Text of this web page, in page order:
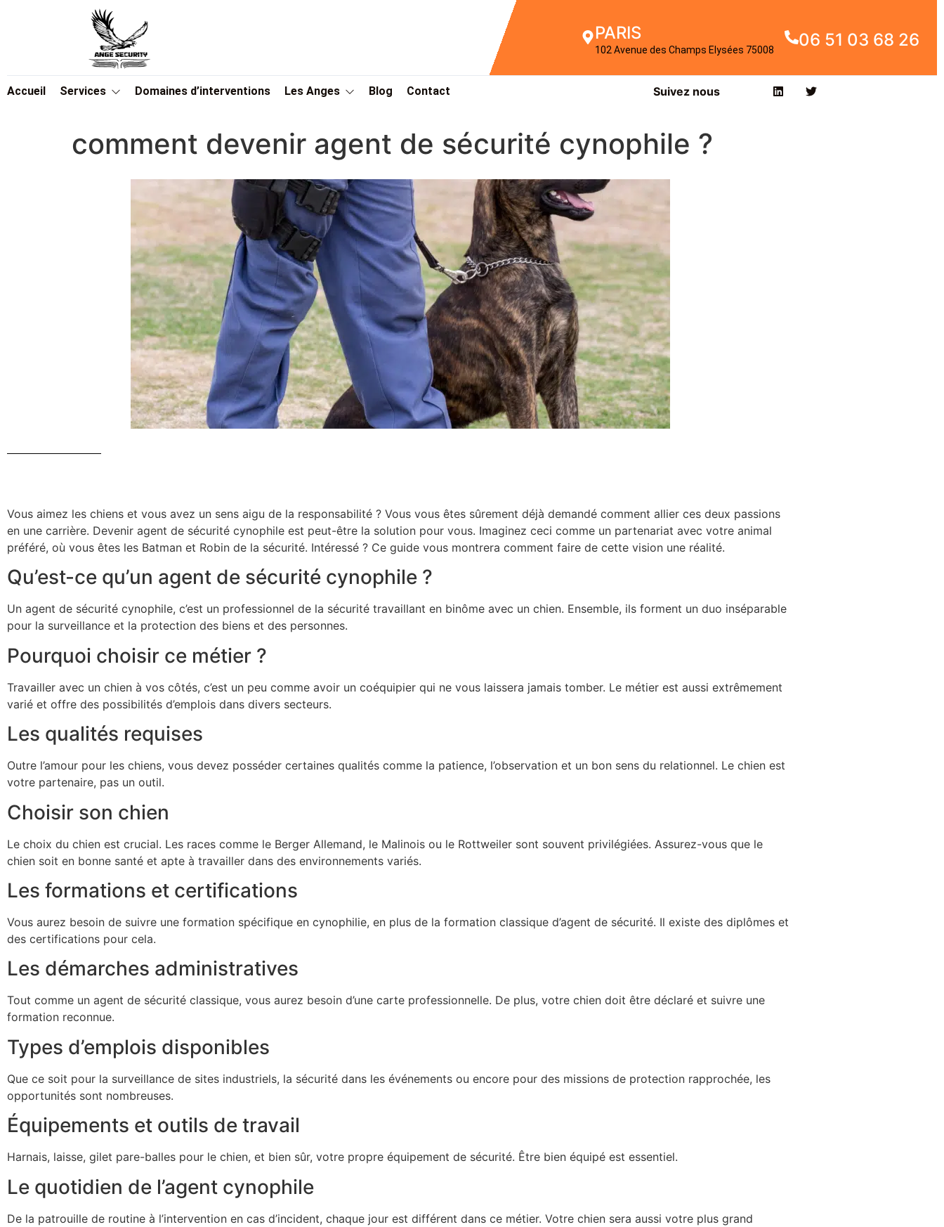
PARIS
102 Avenue des Champs Elysées 75008 06 51 03 68 26
Accueil Services Domaines d’interventions Les Anges Blog Contact Suivez nous
comment devenir agent de sécurité cynophile ?
Vous aimez les chiens et vous avez un sens aigu de la responsabilité ? Vous vous êtes sûrement déjà demandé comment allier ces deux passions
en une carrière. Devenir agent de sécurité cynophile est peut-être la solution pour vous. Imaginez ceci comme un partenariat avec votre animal
préféré, où vous êtes les Batman et Robin de la sécurité. Intéressé ? Ce guide vous montrera comment faire de cette vision une réalité.
Qu’est-ce qu’un agent de sécurité cynophile ?
Un agent de sécurité cynophile, c’est un professionnel de la sécurité travaillant en binôme avec un chien. Ensemble, ils forment un duo inséparable
pour la surveillance et la protection des biens et des personnes.
Pourquoi choisir ce métier ?
Travailler avec un chien à vos côtés, c’est un peu comme avoir un coéquipier qui ne vous laissera jamais tomber. Le métier est aussi extrêmement
varié et offre des possibilités d’emplois dans divers secteurs.
Les qualités requises
Outre l’amour pour les chiens, vous devez posséder certaines qualités comme la patience, l’observation et un bon sens du relationnel. Le chien est
votre partenaire, pas un outil.
Choisir son chien
Le choix du chien est crucial. Les races comme le Berger Allemand, le Malinois ou le Rottweiler sont souvent privilégiées. Assurez-vous que le
chien soit en bonne santé et apte à travailler dans des environnements variés.
Les formations et certifications
Vous aurez besoin de suivre une formation spécifique en cynophilie, en plus de la formation classique d’agent de sécurité. Il existe des diplômes et
des certifications pour cela.
Les démarches administratives
Tout comme un agent de sécurité classique, vous aurez besoin d’une carte professionnelle. De plus, votre chien doit être déclaré et suivre une
formation reconnue.
Types d’emplois disponibles
Que ce soit pour la surveillance de sites industriels, la sécurité dans les événements ou encore pour des missions de protection rapprochée, les
opportunités sont nombreuses.
Équipements et outils de travail
Harnais, laisse, gilet pare-balles pour le chien, et bien sûr, votre propre équipement de sécurité. Être bien équipé est essentiel.
Le quotidien de l’agent cynophile
De la patrouille de routine à l’intervention en cas d’incident, chaque jour est différent dans ce métier. Votre chien sera aussi votre plus grand